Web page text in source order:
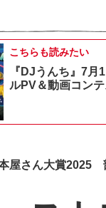
こちらも読みたい
『DJうんち』7月
ルPV＆動画コン
屋さん大賞2025